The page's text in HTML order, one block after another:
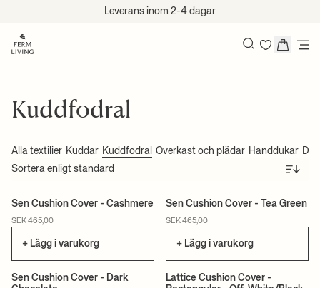
Leverans inom 2-4 dagar
Kuddfodral
Alla textilier Kuddar Kuddfodral Överkast och plädar Handdukar
Sortera
CERTIFIERAD
Sen Cushion Cover - Cashmere
SEK 465,00
+ Lägg i varukorg
CERTIFIERAD
Sen Cushion Cover - Tea Green
SEK 465,00
+ Lägg i varukorg
Sen Cushion Cover - Dark
Lattice Cushion Cover -